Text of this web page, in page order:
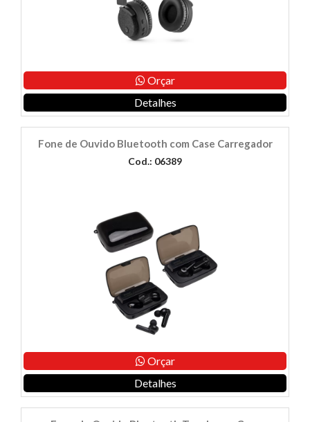
Orçar
Detalhes
Fone de Ouvido Bluetooth com Case Carregador
Cod.: 06389
Orçar
Detalhes